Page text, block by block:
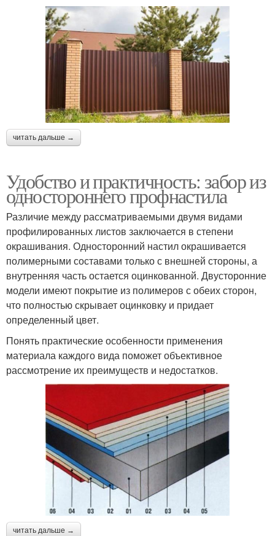
читать дальше →
Удобство и практичность: забор из
одностороннего профнастила
Различие между рассматриваемыми двумя видами
профилированных листов заключается в степени
окрашивания. Односторонний настил окрашивается
полимерными составами только с внешней стороны, а
внутренняя часть остается оцинкованной. Двусторонние
модели имеют покрытие из полимеров с обеих сторон,
что полностью скрывает оцинковку и придает
определенный цвет.
Понять практические особенности применения
материала каждого вида поможет объективное
рассмотрение их преимуществ и недостатков.
читать дальше →